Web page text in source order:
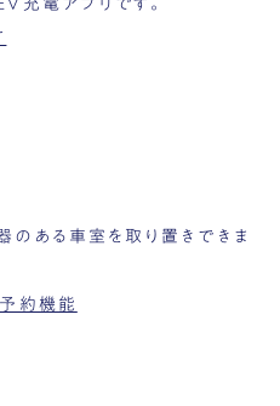
充電アプリです。
ある車室を取り置きできま
予約機能